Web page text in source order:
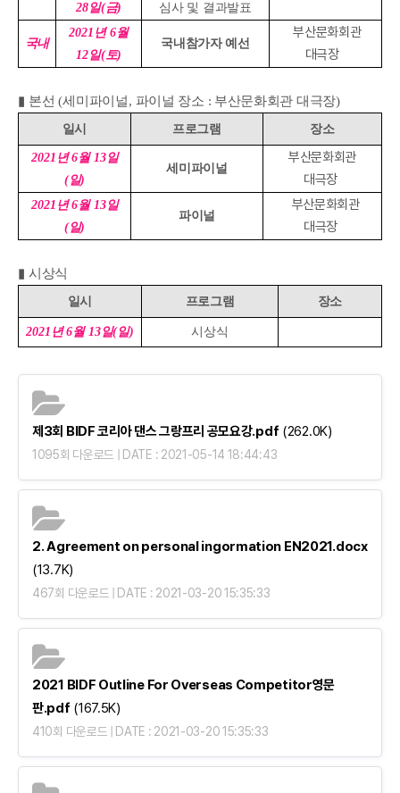
28일(금)
심사 및 결과발표
국내
2021 년 6월
12일(토)
국내참가자 예선
부산문화회관
대극장
▮ 본선(세미파이널, 파이널 장소 : 부산문화회관 대극장)
일시 프로그램 장소
2021 년6월 13일
(일)
세미파이널
부산문화회관
대극장
2021 년6월 13일
(일)
파이널
부산문화회관
대극장
▮ 시상식
일시 프로그램 장소
2021 년6월 13일(일) 시상식
제3회 BIDF 코리아 댄스 그랑프리 공모요강.pdf (262.0K)
1095회 다운로드 | DATE : 2021-05-14 18:44:43
2. Agreement on personal ingormation EN2021.docx
(13.7K)
467회 다운로드 | DATE : 2021-03-20 15:35:33
2021 BIDF Outline For Overseas Competitor영문
판.pdf (167.5K)
410회 다운로드 | DATE : 2021-03-20 15:35:33